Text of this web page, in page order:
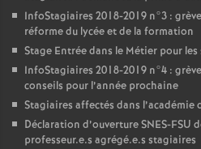
InfoStagiaires 2018-2019 n°3 :
réforme du lycée et de la formation
Stage Entrée dans le Métier pour
InfoStagiaires 2018-2019 n°4 :
conseils pour l’année prochaine
Stagiaires affectés dans l’académie
Déclaration d’ouvertureSNES-FSU
professeur.e.s agrégé.e.s stagiaires